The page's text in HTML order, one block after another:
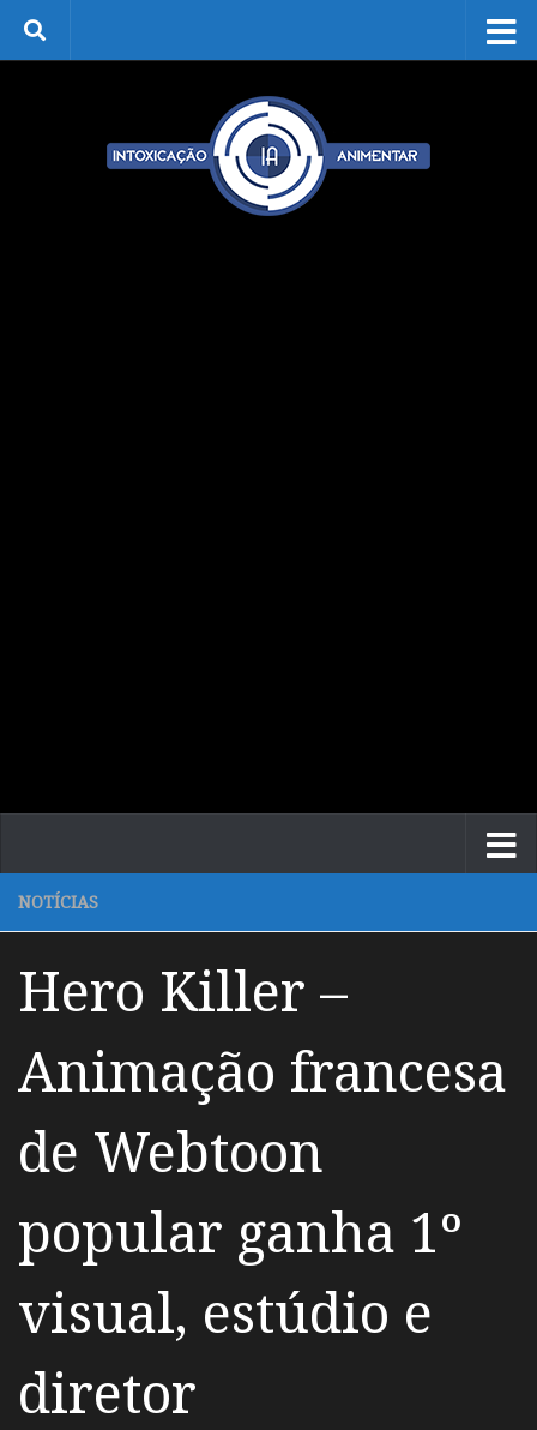
Skip to content
NOTÍCIAS
Hero Killer –
Animação francesa
de Webtoon
popular ganha 1º
visual, estúdio e
diretor